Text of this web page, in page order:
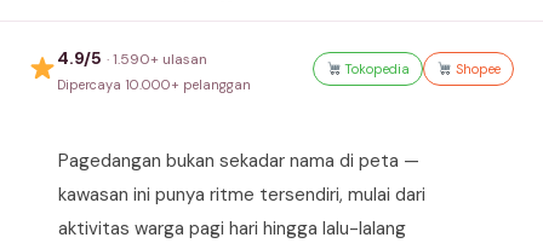
4.9/5 · 1.590+ ulasan
Dipercaya 10.000+ pelanggan
Tokopedia Shopee
Pagedangan bukan sekadar nama di peta —
kawasan ini punya ritme tersendiri, mulai dari
aktivitas warga pagi hari hingga lalu-lalang